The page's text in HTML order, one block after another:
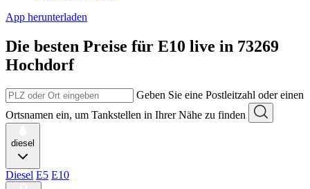
App herunterladen
Die besten Preise für E10 live in 73269
Hochdorf
Geben Sie eine Postleitzahl oder einen
Ortsnamen ein, um Tankstellen in Ihrer Nähe zu finden
diesel
Diesel E5 E10